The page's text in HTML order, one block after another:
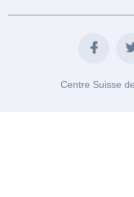
Centre Suisse